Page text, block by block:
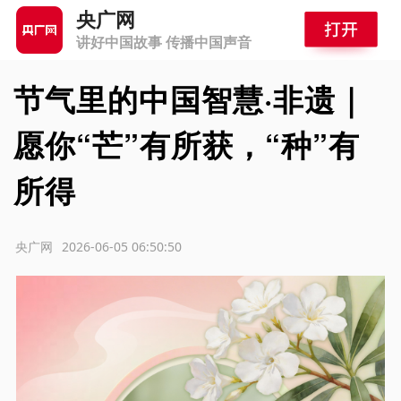
央广网
讲好中国故事 传播中国声音
节气里的中国智慧·非遗｜
愿你“芒”有所获，“种”有
所得
2026-06-05 06:50:50
央广网